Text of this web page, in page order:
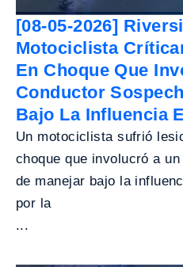
[08-05-2026]
Motociclista
En Choque Que
Conductor
Bajo La Influencia
Un motociclista sufrió
choque que involucró a
de manejar bajo la
por la
...